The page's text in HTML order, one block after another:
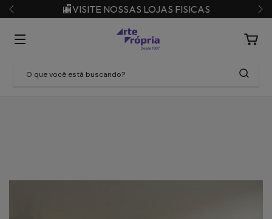
🏬VISITE NOSSAS LOJAS FISICAS